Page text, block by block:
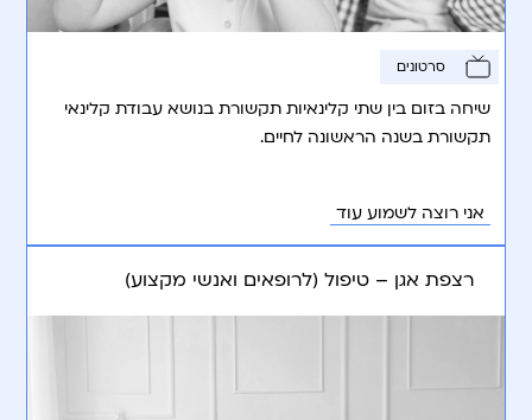
סרטונים
שיחה בזום בין שתי קלינאיות תקשורת בנושא עבודת קלינאי
תקשורת בשנה הראשונה לחיים.
אני רוצה לשמוע עוד
רצפת אגן – טיפול (לרופאים ואנשי מקצוע)